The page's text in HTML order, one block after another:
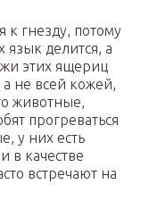
к гнезду, потому
язык делится, а
этих ящериц
не всей кожей,
животные,
прогреваться
у них есть
в качестве
встречают на